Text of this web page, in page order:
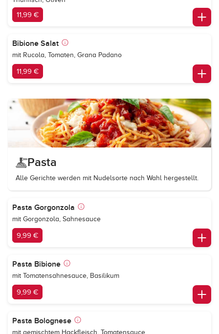
11,99 €
Bibione Salat
mit Rucola, Tomaten, Grana Padano
11,99 €
Pasta
Alle Gerichte werden mit Nudelsorte nach Wahl hergestellt.
Pasta Gorgonzola
mit Gorgonzola, Sahnesauce
9,99 €
Pasta Bibione
mit Tomatensahnesauce, Basilikum
9,99 €
Pasta Bolognese
mit gemischtem Hackfleisch, Tomatensauce